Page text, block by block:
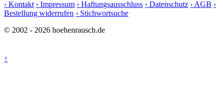
› Kontakt › Impressum › Haftungsausschluss › Datenschutz › AGB ›
Bestellung widerrufen › Stichwortsuche
© 2002 - 2026 hoehenrausch.de
↑